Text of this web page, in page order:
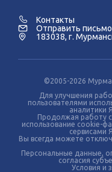
Контакты
Отправить письмо
183038, г.
©2005-2026
Для улучшения
пользователями
аналитики
Продолжая работу
использование cookie-
сервисами
Вы всегда можете
Персональные данные,
согласия
Условия и